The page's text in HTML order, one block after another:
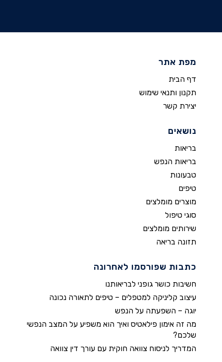
מפת אתר
דף הבית
תקנון ותנאי שימוש
יצירת קשר
נושאים
בריאות
בריאות הנפש
טבעונות
טיפים
מוצרים מומלצים
סוגי טיפול
שירותים מומלצים
תזונה בריאה
כתבות שפורסמו לאחרונה
חשיבות כושר גופני לבריאותנו
עיצוב קליניקה למטפלים – טיפים לתאורה נכונה
יוגה – השפעתה על הנפש
מה זה אימון פילאטיס ואיך הוא משפיע על המצב הנפשי
שלכם?
המדריך לניסוח צוואה חוקית עם עורך דין צוואה